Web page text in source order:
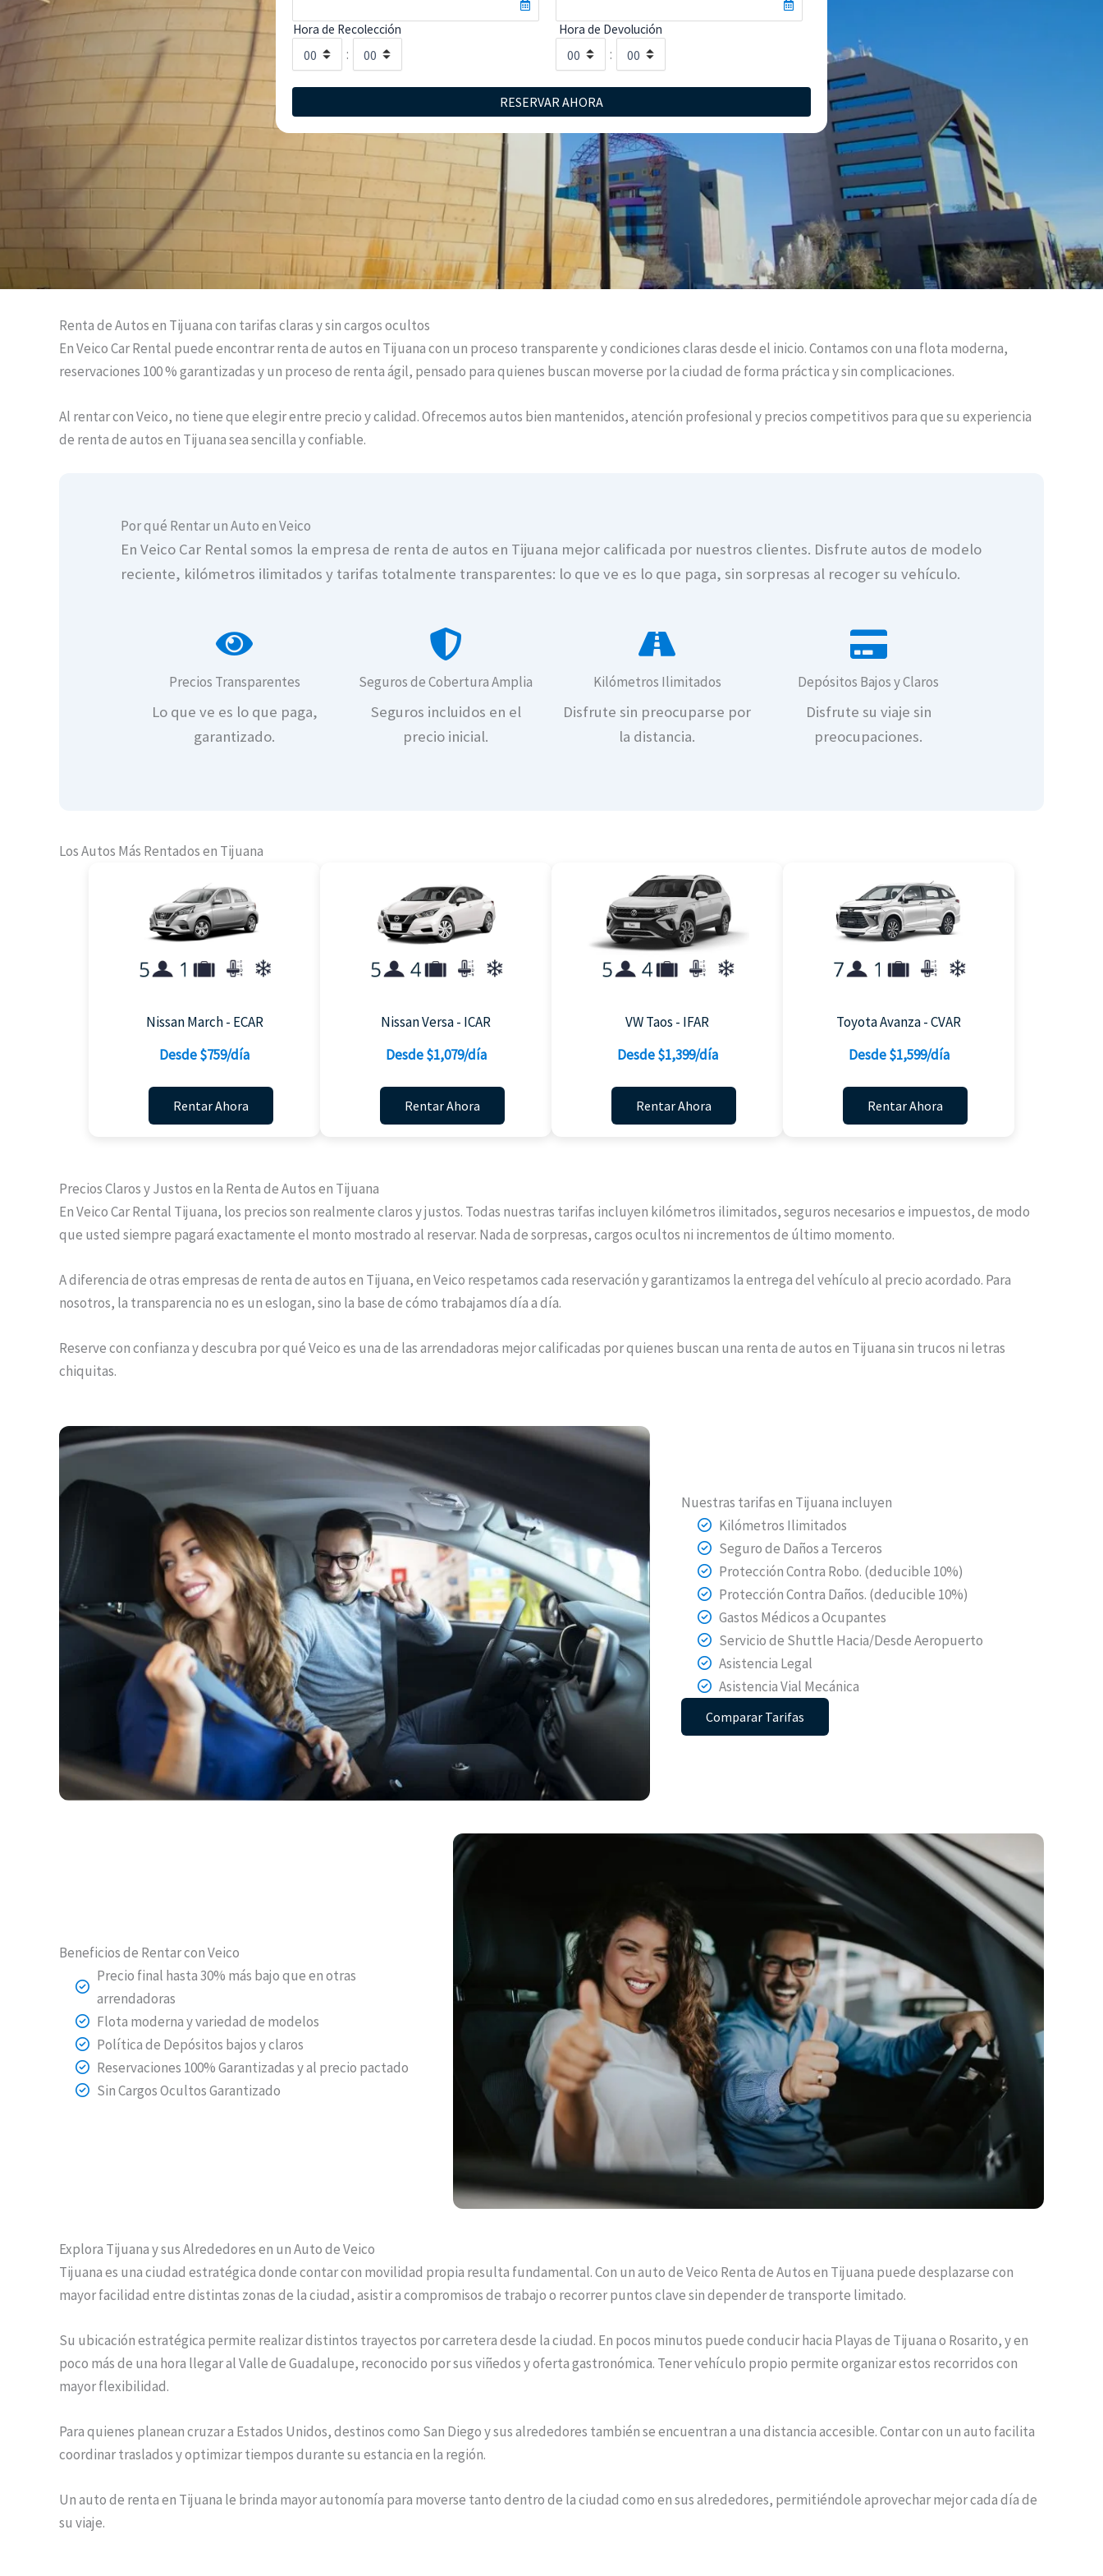
Hora de Recolección
:
Hora de Devolución
:
RESERVAR AHORA
Renta de Autos en Tijuana con tarifas claras y sin cargos ocultos
En Veico Car Rental puede encontrar renta de autos en Tijuana con un proceso transparente y condiciones claras desde el inicio. Contamos con una flota moderna,
reservaciones 100 % garantizadas y un proceso de renta ágil, pensado para quienes buscan moverse por la ciudad de forma práctica y sin complicaciones.
Al rentar con Veico, no tiene que elegir entre precio y calidad. Ofrecemos autos bien mantenidos, atención profesional y precios competitivos para que su experiencia
de renta de autos en Tijuana sea sencilla y confiable.
Por qué Rentar un Auto en Veico
En Veico Car Rental somos la empresa de renta de autos en Tijuana mejor calificada por nuestros clientes. Disfrute autos de modelo
reciente, kilómetros ilimitados y tarifas totalmente transparentes: lo que ve es lo que paga, sin sorpresas al recoger su vehículo.
Precios Transparentes
Lo que ve es lo que paga,
garantizado. Renta de autos en Tijuana con precios honestamente bajos y sin cargos ocultos
Seguros de Cobertura Amplia
Seguros incluidos en el
precio inicial. Renta de autos en Tijuana con seguros incluidos y cobertura amplia sin cargos ocultos
Kilómetros Ilimitados
Disfrute sin preocuparse por
la distancia. Renta de autos en Tijuana con kilómetros ilimitados y
Depósitos Bajos y Claros
Disfrute su viaje sin
preocupaciones.
Los Autos Más Rentados en Tijuana
Nissan March - ECAR
Desde $759/día
Rentar Ahora
Nissan Versa - ICAR
Desde $1,079/día
Rentar Ahora
VW Taos - IFAR
Desde $1,399/día
Rentar Ahora
Toyota Avanza - CVAR
Desde $1,599/día
Rentar Ahora
Precios Claros y Justos en la Renta de Autos en Tijuana
En Veico Car Rental Tijuana, los precios son realmente claros y justos. Todas nuestras tarifas incluyen kilómetros ilimitados, seguros necesarios e impuestos, de modo
que usted siempre pagará exactamente el monto mostrado al reservar. Nada de sorpresas, cargos ocultos ni incrementos de último momento.
A diferencia de otras empresas de renta de autos en Tijuana, en Veico respetamos cada reservación y garantizamos la entrega del vehículo al precio acordado. Para
nosotros, la transparencia no es un eslogan, sino la base de cómo trabajamos día a día.
Reserve con confianza y descubra por qué Veico es una de las arrendadoras mejor calificadas por quienes buscan una renta de autos en Tijuana sin trucos ni letras
chiquitas.
Nuestras tarifas en Tijuana incluyen
Kilómetros Ilimitados
Seguro de Daños a Terceros
Protección Contra Robo. (deducible 10%)
Protección Contra Daños. (deducible 10%)
Gastos Médicos a Ocupantes
Servicio de Shuttle Hacia/Desde Aeropuerto
Asistencia Legal
Asistencia Vial Mecánica
Comparar Tarifas
Beneficios de Rentar con Veico
Precio final hasta 30% más bajo que en otras
arrendadoras
Flota moderna y variedad de modelos
Política de Depósitos bajos y claros
Reservaciones 100% Garantizadas y al precio pactado
Sin Cargos Ocultos Garantizado
Explora Tijuana y sus Alrededores en un Auto de Veico
Tijuana es una ciudad estratégica donde contar con movilidad propia resulta fundamental. Con un auto de Veico Renta de Autos en Tijuana puede desplazarse con
mayor facilidad entre distintas zonas de la ciudad, asistir a compromisos de trabajo o recorrer puntos clave sin depender de transporte limitado.
Su ubicación estratégica permite realizar distintos trayectos por carretera desde la ciudad. En pocos minutos puede conducir hacia Playas de Tijuana o Rosarito, y en
poco más de una hora llegar al Valle de Guadalupe, reconocido por sus viñedos y oferta gastronómica. Tener vehículo propio permite organizar estos recorridos con
mayor flexibilidad.
Para quienes planean cruzar a Estados Unidos, destinos como San Diego y sus alrededores también se encuentran a una distancia accesible. Contar con un auto facilita
coordinar traslados y optimizar tiempos durante su estancia en la región.
Un auto de renta en Tijuana le brinda mayor autonomía para moverse tanto dentro de la ciudad como en sus alrededores, permitiéndole aprovechar mejor cada día de
su viaje.